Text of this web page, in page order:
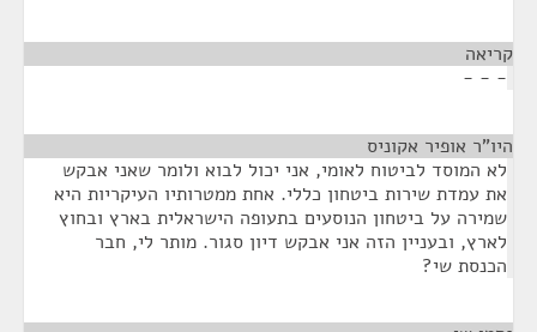
קריאה
- - -
היו"ר אופיר אקוניס
לא המוסד לביטוח לאומי, אני יכול לבוא ולומר שאני אבקש
את עמדת שירות ביטחון כללי. אחת ממטרותיו העיקריות היא
שמירה על ביטחון הנוסעים בתעופה הישראלית בארץ ובחוץ
לארץ, ובעניין הזה אני אבקש דיון סגור. מותר לי, חבר
הכנסת שי?